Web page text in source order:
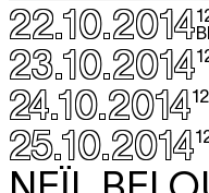
22.10.2014
23.10.2014
24.10.2014
25.10.2014